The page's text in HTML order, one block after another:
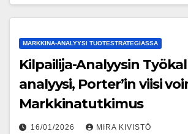
MARKKINA-ANALYYSI TUOTESTRATEGIASSA
Kilpailija-Analyysin
analyysi, Porter’in viisi
Markkinatutkimus
16/01/2026 MIRA KIVISTÖ